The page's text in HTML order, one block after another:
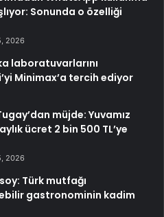
Sonunda o özelliği
2026
laboratuvarlarını
Minimax’a tercih ediyor
müjde: Yuvamız
ücret 2 bin 500 TL’ye
2026
Türk mutfağı
gastronominin kadim